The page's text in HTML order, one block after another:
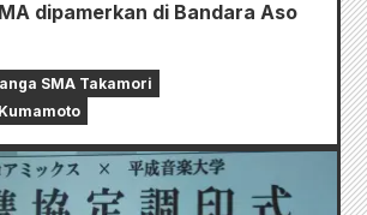
dipamerkan di Bandara Aso
SMA Takamori